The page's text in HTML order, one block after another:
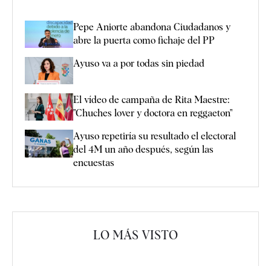
Pepe Aniorte abandona Ciudadanos y
abre la puerta como fichaje del PP
Ayuso va a por todas sin piedad
El vídeo de campaña de Rita Maestre:
"Chuches lover y doctora en reggaeton"
Ayuso repetiría su resultado el electoral
del 4M un año después, según las
encuestas
LO MÁS VISTO